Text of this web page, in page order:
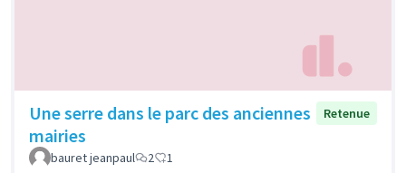
Une serre dans le parc des anciennes
mairies
Retenue
bauret jeanpaul 2 1